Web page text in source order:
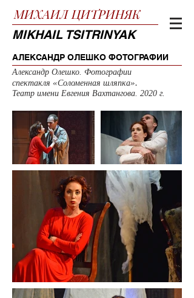
МИХАИЛ ЦИТРИНЯК
MIKHAIL TSITRINYAK
АЛЕКСАНДР ОЛЕШКО ФОТОГРАФИИ
Александр Олешко. Фотографии
спектакля «Соломенная шляпка».
Театр имени Евгения Вахтангова. 2020 г.